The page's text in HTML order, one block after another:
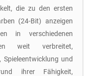
die zu den ersten
(24-Bit) anzeigen
in verschiedenen
weit verbreitet,
Spieleentwicklung und
ihrer Fähigkeit,